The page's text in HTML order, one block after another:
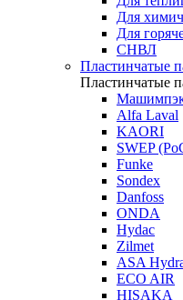
Для
Для
СНВЛ
Пластинчатые
Пластинчатые
Alfa Laval
KAORI
SWEP
Funke
Sondex
Danfoss
ONDA
Hydac
Zilmet
ASA
ECO AIR
HISAKA